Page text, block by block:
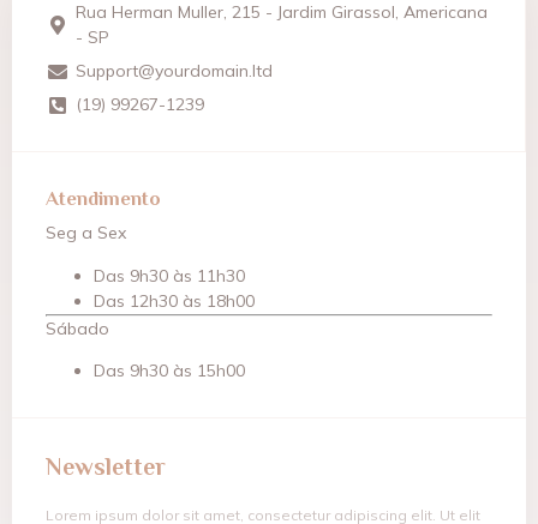
Rua Herman Muller, 215 - Jardim Girassol, Americana
- SP
Support@yourdomain.ltd
(19) 99267-1239
Atendimento
Seg a Sex
Das 9h30 às 11h30
Das 12h30 às 18h00
Sábado
Das 9h30 às 15h00
Newsletter
Lorem ipsum dolor sit amet, consectetur adipiscing elit. Ut elit